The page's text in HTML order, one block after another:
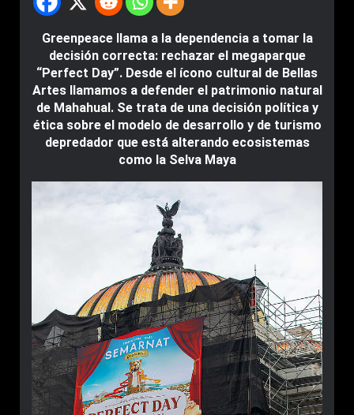
Greenpeace llama a la dependencia a tomar la
decisión correcta: rechazar el megaparque
“Perfect Day”. Desde el ícono cultural de Bellas
Artes llamamos a defender el patrimonio natural
de Mahahual. Se trata de una decisión política y
ética sobre el modelo de desarrollo y de turismo
depredador que está alterando ecosistemas
como la Selva Maya